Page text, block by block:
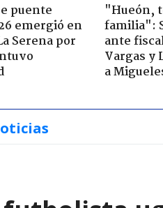
puente
emergió en
Serena por
"Hueón,
familia":
ante
Vargas y
a